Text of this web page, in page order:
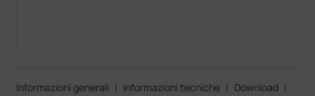
Informazioni generali | Informazioni tecniche | Download |